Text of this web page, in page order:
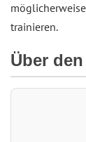
trainieren.
Über